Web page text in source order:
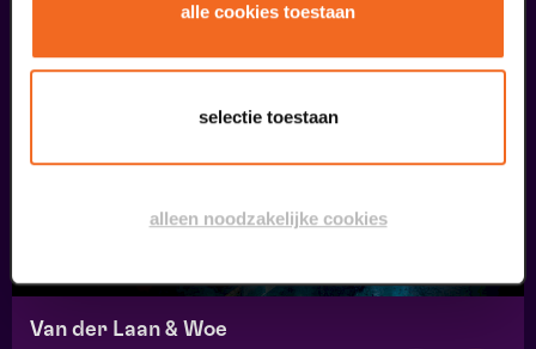
alle cookies toestaan
selectie toestaan
alleen noodzakelijke cookies
Van der Laan & Woe